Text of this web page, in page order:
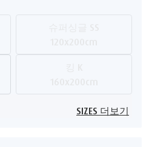
SIZES 더보기